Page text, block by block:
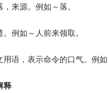
来源。例如～落。
例如～人前来领取。
语，表示命令的口气。例如
释